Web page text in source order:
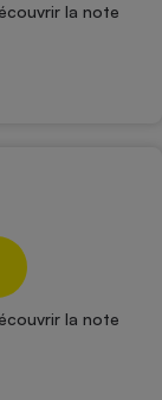
la note
la note